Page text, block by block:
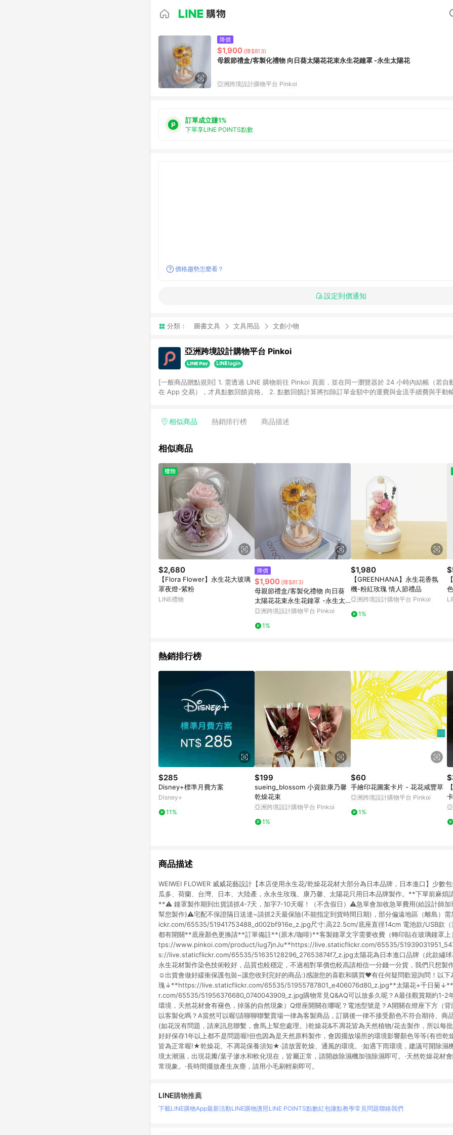
降價
$1,900 (降$813)
母親節禮盒/客製化禮物 向日葵太陽花花束永生花鐘罩 -永生太陽花
亞洲跨境設計購物平台 Pinkoi
訂單成立賺1%
下單享LINE POINTS點數
價格趨勢怎麼看？
設定到價通知
分類： 圖書文具 文具用品 文創小物
亞洲跨境設計購物平台 Pinkoi
[一般商品贈點規則] 1. 需透過 LINE 購物前往 Pinkoi 頁面，並在同一瀏覽器於 24 小時內結帳（若自
在 App 交易），才具點數回饋資格。 2. 點數回饋計算將扣除訂單金額中的運費與金流手續費與手動
格，部分退款不在此限。 6. APP 請更新至Android v4.6.0 / iOS v4.1.5 以上才具贈點資格。 7. 點數
使用規則請以點數紅包活動說明為準。 11. 若於 LINE 購物前往 Pinkoi 頁面後才首次下載 Pinkoi APP
相似商品 熱銷排行榜 商品描述
相似商品
$2,680
【Flora Flower】永生花大玻璃
罩夜燈-紫粉
LINE禮物
降價
$1,900 (降$813)
母親節禮盒/客製化禮物 向日葵
太陽花花束永生花鐘罩 -永生太
陽花
亞洲跨境設計購物平台 Pinkoi
1%
$1,980
【GREENHANA】永生花香氛
機-粉紅玫瑰 情人節禮品
亞洲跨境設計購物平台 Pinkoi
1%
熱銷排行榜
$285
Disney+標準月費方案
Disney+
11%
$199
sueing_blossom 小資款康乃馨
乾燥花束
亞洲跨境設計購物平台 Pinkoi
1%
$60
手繪印花圖案卡片 - 花花咸豐草
亞洲跨境設計購物平台 Pinkoi
1%
商品描述
WEIWEI FLOWER 威威花藝設計【本店使用永生花/乾燥花花材大部分為日本品牌，日本進口】少數
瓜多、荷蘭、台灣、日本、大陸產，永永生玫瑰、康乃馨、太陽花只用日本品牌製作。**下單前麻煩
**⚠️ 鐘罩製作期到出貨請抓4-7天，加字7-10天喔！（不含假日）⚠️急單會加收急單費用(給設計師加
幫您製作)⚠️宅配不保證隔日送達~請抓2天最保險(不能指定到貨時間日期)，部分偏遠地區（離島）
ickr.com/65535/51941753488_d002bf916e_z.jpg尺寸:高22.5cm/底座直徑14cm 電池款/USB款
都有開關**底座顏色更換請**訂單備註**(原木/咖啡)**客製鐘罩文字需要收費（轉印貼在玻璃鐘罩
tps://www.pinkoi.com/product/iug7jnJu**https://live.staticflickr.com/65535/
s://live.staticflickr.com/65535/51635128296_27653874f7_z.jpg太陽花為日本進口品牌（此款繡球
永生花材製作染色技術較好，品質也較穩定，不過相對單價也較高請相信一分錢一分貨，我們只想製
☺️出貨會做好緩衝保護包裝~讓您收到完好的商品:)感謝您的喜歡和購買❤️有任何疑問歡迎詢問！以
瑰↓**https://live.staticflickr.com/65535/51955787801_e406076d80_z.jpg**太陽花+千日菊
r.com/65535/51956376680_0740043909_z.jpg購物常見Q&AQ可以放多久呢？A最佳觀賞期約1-2
環境，天然花材會有褪色，掉落的自然現象）Q燈座開關在哪呢？電池型號是？A開關在燈座下方（
以客製化嗎？A當然可以喔!請聊聊聯繫賣場一律為客製商品，訂購後一律不接受顏色不符合期待、商
(如花況有問題，請來訊息聯繫，會馬上幫您處理。)乾燥花&不凋花皆為天然植物/花去製作，所以每
好好保存1年以上都不是問題喔!但也因為是天然原料製作，會因擺放場所的環境影響顏色等等(有些乾
皆為正常喔!★乾燥花、不凋花保養須知★·請放置乾燥、通風的環境。·如遇下雨環境，建議可開除濕
境太潮濕，出現花瓣/葉子滲水和軟化現在，皆屬正常，請開啟除濕機加強除濕即可。·天然乾燥花材
常現象。·長時間擺放產生灰塵，請用小毛刷輕刷即可。
LINE購物推薦
下載LINE購物App最新活動LINE購物護照LINE POINTS點數紅包賺點教學常見問題聯絡我們